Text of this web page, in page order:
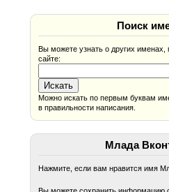
Поиск
Вы можете узнать о других именах,
сайте:
Можно искать по первым буквам
в правильности написания.
Млада
Нажмите, если вам нравится имя